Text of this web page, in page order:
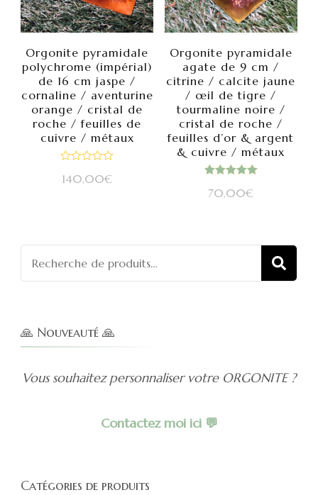
Orgonite pyramidale
polychrome (impérial)
de 16 cm jaspe /
cornaline / aventurine
orange / cristal de
roche / feuilles de
cuivre / métaux
140,00€
Orgonite pyramidale
agate de 9 cm /
citrine / calcite jaune
/ œil de tigre /
tourmaline noire /
cristal de roche /
feuilles d’or & argent
& cuivre / métaux
5.00
70,00€
pour :
🙏 Nouveauté 🙏
Vous souhaitez personnaliser votre ORGONITE ?
Contactez moi ici 💬
Catégories de produits